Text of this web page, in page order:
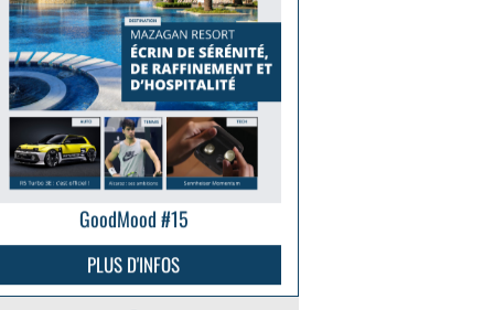
GoodMood #15
PLUS D'INFOS